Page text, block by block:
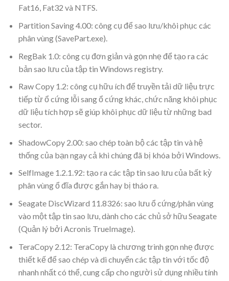
Fat16, Fat32 và NTFS.
Partition Saving 4.00: công cụ để sao lưu/khôi phục các
phân vùng (SavePart.exe).
RegBak 1.0: công cụ đơn giản và gọn nhẹ để tạo ra các
bản sao lưu của tập tin Windows registry.
Raw Copy 1.2: công cụ hữu ích để truyền tải dữ liệu trực
tiếp từ ổ cứng lỗi sang ổ cứng khác, chức năng khôi phục
dữ liệu tích hợp sẽ giúp khôi phục dữ liệu từ những bad
sector.
ShadowCopy 2.00: sao chép toàn bộ các tập tin và hệ
thống của bạn ngay cả khi chúng đã bị khóa bởi Windows.
SelfImage 1.2.1.92: tạo ra các tập tin sao lưu của bất kỳ
phân vùng ổ đĩa được gắn hay bị tháo ra.
Seagate DiscWizard 11.8326: sao lưu ổ cứng/phân vùng
vào một tập tin sao lưu, dành cho các chủ sở hữu Seagate
(Quản lý bởi Acronis TrueImage).
TeraCopy 2.12: TeraCopy là chương trình gọn nhẹ được
thiết kế để sao chép và di chuyển các tập tin với tốc độ
nhanh nhất có thể, cung cấp cho người sử dụng nhiều tính